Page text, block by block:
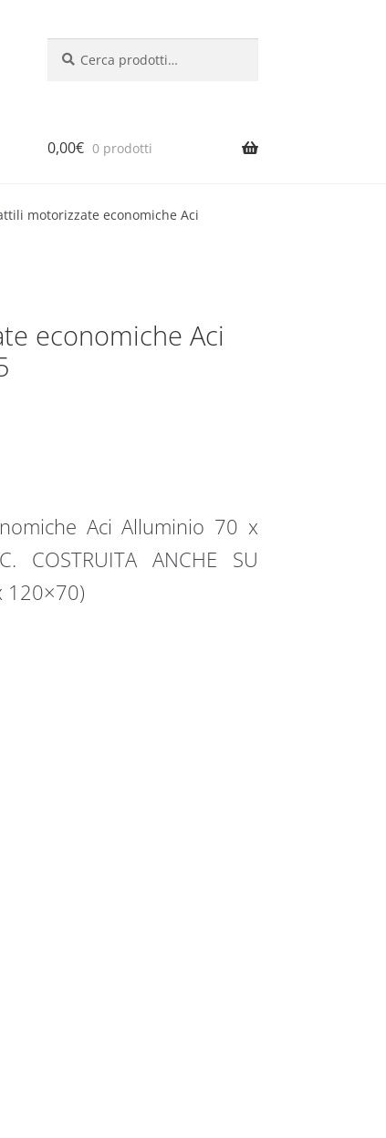
0,00€ 0 prodotti
motorizzate economiche Aci
economiche Aci
Aci Alluminio 70 x
COSTRUITA ANCHE SU
120×70)